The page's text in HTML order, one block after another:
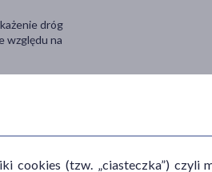
dróg
względu na
cookies (tzw. „ciasteczka”) czyli